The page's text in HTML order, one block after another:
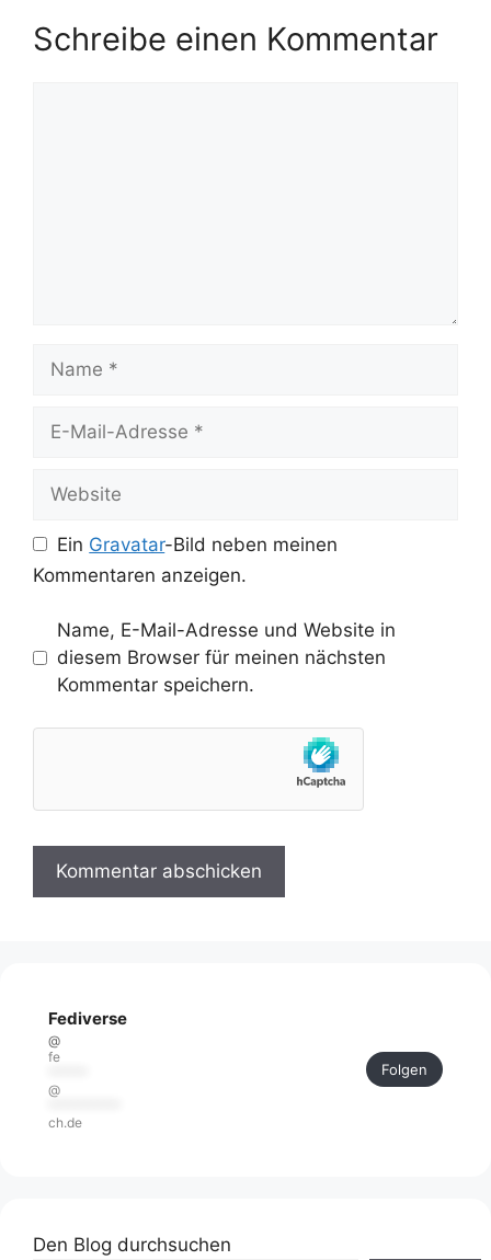
Schreibe einen Kommentar
Mail-
Ein Gravatar-Bild neben meinen
Kommentaren anzeigen.
Name, E-Mail-Adresse und Website in
diesem Browser für meinen nächsten
Kommentar speichern.
Fediverse
@
fe
@
ch.de
Folgen
Den Blog durchsuchen